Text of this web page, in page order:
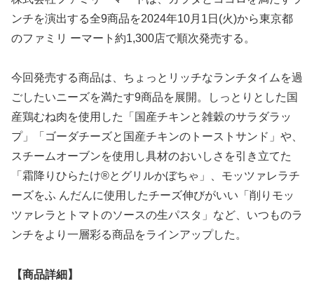
ンチを演出する全9商品を2024年10月1日(火)から東京都
のファミリ ーマート約1,300店で順次発売する。
今回発売する商品は、ちょっとリッチなランチタイムを過
ごしたいニーズを満たす9商品を展開。しっとりとした国
産鶏むね肉を使用した「国産チキンと雑穀のサラダラッ
プ」「ゴーダチーズと国産チキンのトーストサンド」や、
スチームオーブンを使用し具材のおいしさを引き立てた
「霜降りひらたけ®とグリルかぼちゃ」、モッツァレラチ
ーズをふ んだんに使用したチーズ伸びがいい「削りモッ
ツァレラとトマトのソースの生パスタ」など、いつものラ
ンチをより一層彩る商品をラインアップした。
【商品詳細】